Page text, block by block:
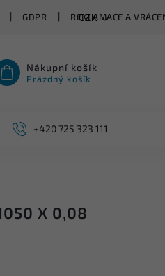
GDPR REKLAMACE A
CZK
Nákupní košík
Prázdný košík
+420 725 323 111
X 0,08